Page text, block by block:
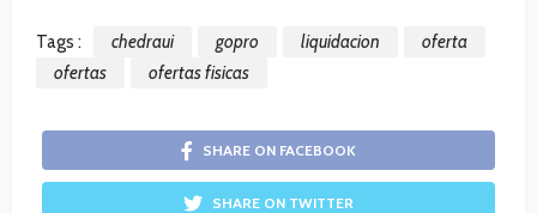
Tags : chedraui gopro liquidacion
oferta
ofertas
ofertas fisicas
SHARE ON FACEBOOK
SHARE ON TWITTER